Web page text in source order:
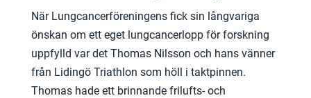
När Lungcancerföreningens fick sin långvariga
önskan om ett eget lungcancerlopp för forskning
uppfylld var det Thomas Nilsson och hans vänner
från Lidingö Triathlon som höll i taktpinnen.
Thomas hade ett brinnande frilufts- och